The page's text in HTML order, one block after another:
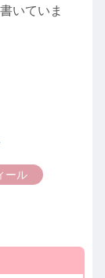
いていま
ール